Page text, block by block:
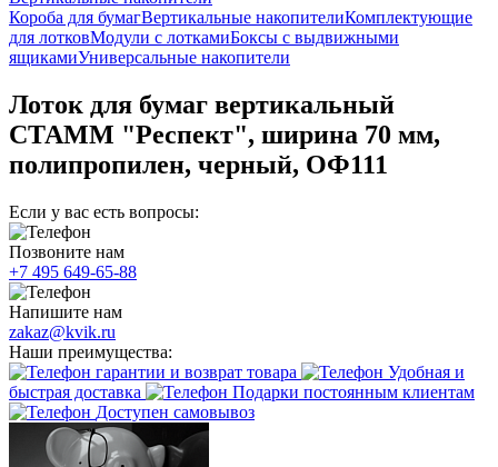
Короба для бумагВертикальные накопителиКомплектующие
для лотковМодули с лоткамиБоксы с выдвижными
ящикамиУниверсальные накопители
Лоток для бумаг вертикальный
СТАММ "Респект", ширина 70 мм,
полипропилен, черный, ОФ111
Если у вас есть вопросы:
Позвоните нам
+7 495 649-65-88
Напишите нам
zakaz@kvik.ru
Наши преимущества:
гарантии и возврат товара
Удобная и
быстрая доставка
Подарки постоянным клиентам
Доступен самовывоз